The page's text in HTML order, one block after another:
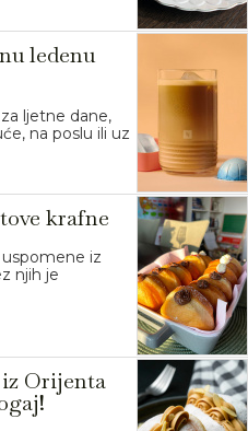
ledenu
ljetne dane,
na poslu ili uz
krafne
iz
njih je
Orijenta